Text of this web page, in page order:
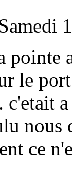
pointe
le
c'etait
ce